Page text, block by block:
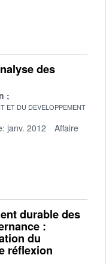
des
ET DU DEVELOPPEMENT
janv. 2012
Affaire
durable des
:
du
réflexion